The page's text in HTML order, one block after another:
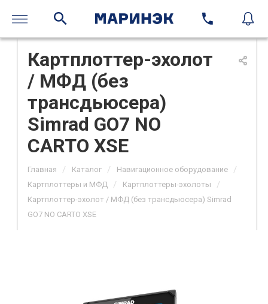
Картплоттер-эхолот
/ МФД (без
трансдьюсера)
Simrad GO7 NO
CARTO XSE
Главная / Каталог / Навигационное оборудование /
Картплоттеры и МФД / Картплоттеры-эхолоты /
Картплоттер-эхолот / МФД (без трансдьюсера) Simrad
GO7 NO CARTO XSE